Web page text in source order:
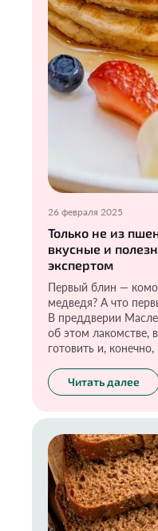
26 февраля 2025
Только не из
вкусные и
экспертом
Первый блин —
медведя? А что
В преддверии
об этом лакомстве,
готовить и,
Читать далее